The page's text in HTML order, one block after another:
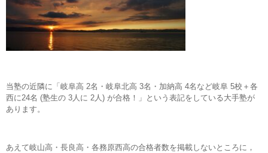
当塾の近隣に「岐阜高 2名・岐阜北高 3名・加納高 4名など岐阜 5校＋各
西に24名 (塾生の 3人に 2人) が合格！」という表記をしている大手塾が
あります。
あえて岐山高・長良高・各務原西高の合格者数を掲載しないところに，